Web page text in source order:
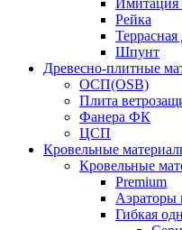
Имитация
Рейка
Террасная
Шпунт
Древесно-плитные
ОСП(OSB)
Плита
Фанера ФК
ЦСП
Кровельные
Кровельные
Premium
Аэраторы
Гибкая